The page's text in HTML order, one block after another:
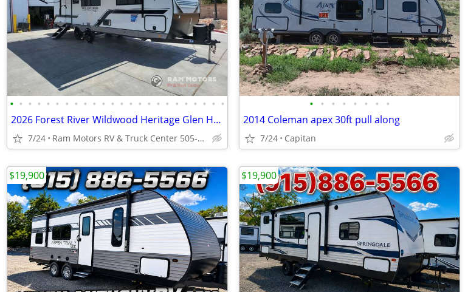
• • • • • • • • • • • • • • • • • • • • • • • •
2026 Forest River Wildwood Heritage Glen Hyper-Lyte 24RBHL
7/24 Ram Motors RV & Truck Center 505-892-3600
• • • • • • • •
2014 Coleman apex 30ft pull along
7/24 Capitan
$19,900 $19,900